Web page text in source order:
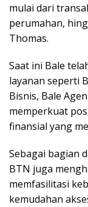
mulai dari
perumahan,
Thomas.
Saat ini Bale
layanan seperti
Bisnis, Bale
memperkuat
finansial yang
Sebagai bagian
BTN juga
memfasilitasi
kemudahan